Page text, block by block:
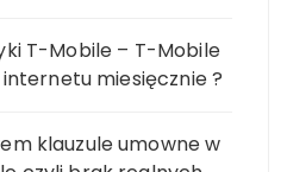
T-Mobile – T-Mobile
miesięcznie ?
klauzule umowne w